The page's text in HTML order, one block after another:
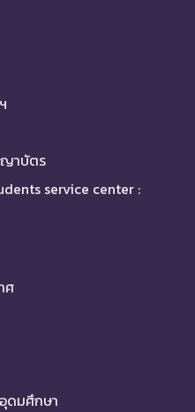
าบัตร
service center :
ศ
ดมศึกษา